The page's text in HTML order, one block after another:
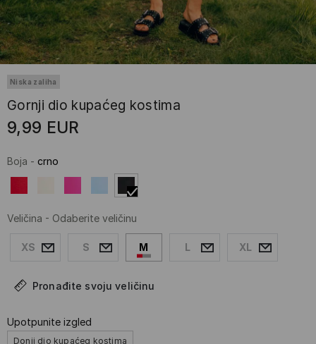
Niska zaliha
Gornji dio kupaćeg kostima
9,99 EUR
Boja - crno
Veličina - Odaberite veličinu
XS S M L XL
Pronađite svoju veličinu
Upotpunite izgled
Donji dio kupaćeg kostima